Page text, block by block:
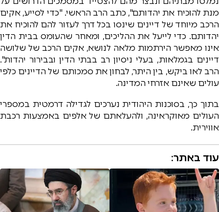
מנת להוכיח את יהדותם", כתב הרב הראשי. "כדי לסייע, אקים
הרכב מיוחד של דיינים שינסו בכל דרך לעזור להם להוכיח את
יהדותם. כדי לייעל את ההליכים, ומאחר שהעומס בבית הדין
אינו מאפשר הירתמות מלאה לנושא, אקים הרכב של שלושה
דיינים בגמלאות, בעלי ניסיון רב בבתי הדין ובבירור יהדות".
הרב לאו ביקש, בין היתר, לבחון את סמכותם של הדיינים כלפי
עולים שאינם אזרחי המדינה.
בתוך כך, בסוכנות היהודית נערכים לגדילה דרמטית במספרי
העולים מאוקראינה, ולהעלאתם של אלפים באמצעות רכבת
אווירית.
עוד באתר: